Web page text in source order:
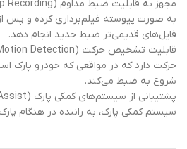
به صورت پیوسته فیلم‌برداری کرده و پس
فایل‌های قدیمی‌تر ضبط جدید انجام دهد.
حرکت دارد که در مواقعی که خودرو پارک
شروع به ضبط می‌کند.
سیستم کمکی پارک، به راننده در هنگام